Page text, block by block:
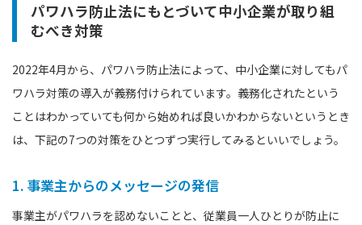
パワハラ防止法にもとづいて中小企業が取り組
むべき対策
2022年4月から、パワハラ防止法によって、中小企業に対してもパ
ワハラ対策の導入が義務付けられています。義務化されたという
ことはわかっていても何から始めれば良いかわからないというとき
は、下記の7つの対策をひとつずつ実行してみるといいでしょう。
1. 事業主からのメッセージの発信
事業主がパワハラを認めないことと、従業員一人ひとりが防止に